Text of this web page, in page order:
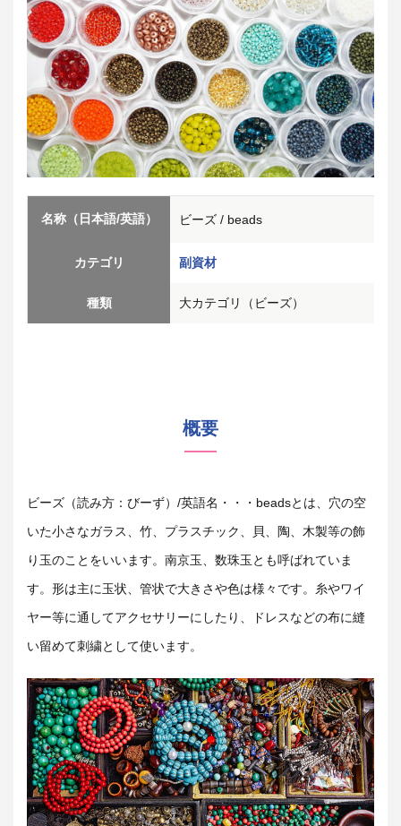
名称（日本語/英語） ビーズ / beads
カテゴリ 副資材
種類 大カテゴリ（ビーズ）
概要
ビーズ（読み方：びーず） /英語名・・・ beadsとは、穴の空
いた小さなガラス、竹、プラスチック、貝、陶、木製等の飾
り玉のことをいいます。南京玉、数珠玉とも呼ばれていま
す。形は主に玉状、管状で大きさや色は様々です。糸やワイ
ヤー等に通してアクセサリーにしたり、ドレスなどの布に縫
い留めて刺繍として使います。